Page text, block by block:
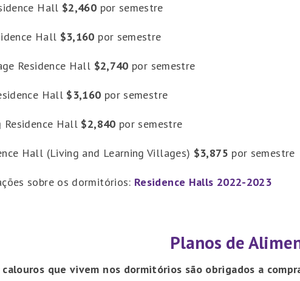
Hall $2,460 por semestre
Hall $3,160 por semestre
Residence Hall $2,740 por semestre
Hall $3,160 por semestre
Residence Hall $2,840 por semestre
Hall (Living and Learning Villages) $3,875 por semestre
sobre os dormitórios: Residence Halls 2022-2023
Planos de
que vivem nos dormitórios são obrigados a